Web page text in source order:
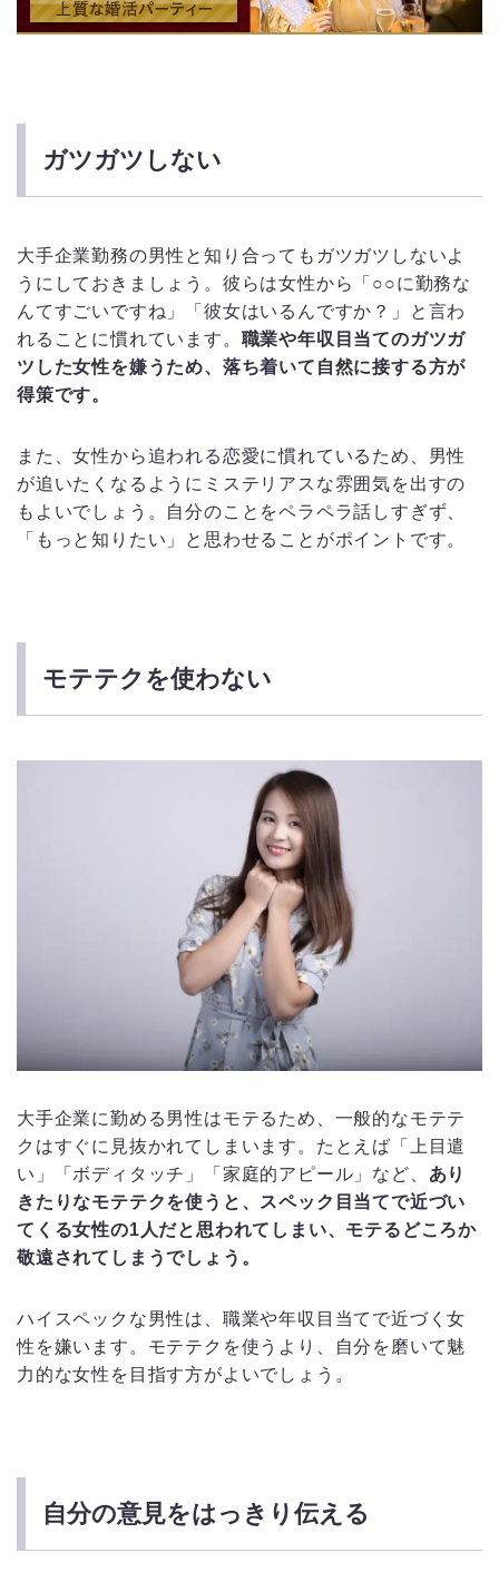
ガツガツしない
大手企業勤務の男性と知り合ってもガツガツしないよ
うにしておきましょう。彼らは女性から「○○に勤務な
んてすごいですね」「彼女はいるんですか？」と言わ
れることに慣れています。 職業や年収目当てのガツガ
ツした女性を嫌うため、落ち着いて自然に接する方が
得策です。
また、女性から追われる恋愛に慣れているため、男性
が追いたくなるようにミステリアスな雰囲気を出すの
もよいでしょう。自分のことをペラペラ話しすぎず、
「もっと知りたい」と思わせることがポイントです。
モテテクを使わない
大手企業に勤める男性はモテるため、一般的なモテテ
クはすぐに見抜かれてしまいます。たとえば「上目遣
い」「ボディタッチ」「家庭的アピール」など、 あり
きたりなモテテクを使うと、スペック目当てで近づい
てくる女性の1人だと思われてしまい、モテるどころか
敬遠されてしまうでしょう。
ハイスペックな男性は、職業や年収目当てで近づく女
性を嫌います。モテテクを使うより、自分を磨いて魅
力的な女性を目指す方がよいでしょう。
自分の意見をはっきり伝える